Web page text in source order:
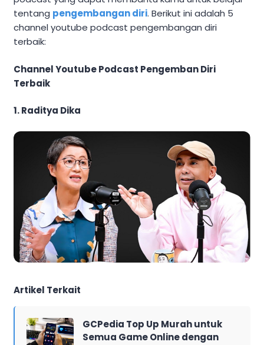
tentang pengembangan diri. Berikut ini adalah 5
channel youtube podcast pengembangan diri
terbaik:
Channel Youtube Podcast Pengemban Diri
Terbaik
1. Raditya Dika
Artikel Terkait
GCPedia Top Up Murah untuk
Semua Game Online dengan